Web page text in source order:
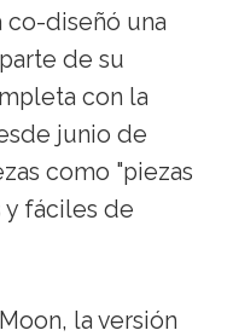
co-diseñó una
de su
con la
junio de
como "piezas
y fáciles de
la versión